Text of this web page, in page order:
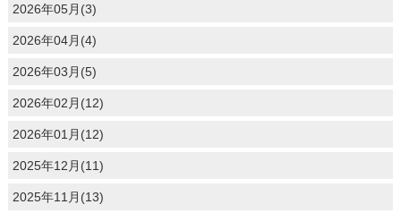
2026年05月(3)
2026年04月(4)
2026年03月(5)
2026年02月(12)
2026年01月(12)
2025年12月(11)
2025年11月(13)